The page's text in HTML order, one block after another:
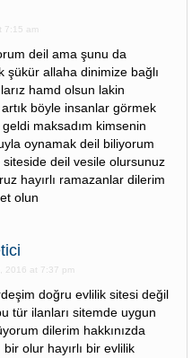
7:15 am
deil ama şunu da
şükür allaha dinimize bağlı
hamd olsun lakin
böyle insanlar görmek
maksadım kimsenin
oynamak deil biliyorum
siteside deil vesile olursunuz
hayırlı ramazanlar dilerim
olun
2016 at 7:37 pm
doğru evlilik sitesi değil
tür ilanları sitemde uygun
dilerim hakkınızda
bir olur hayırlı bir evlilik